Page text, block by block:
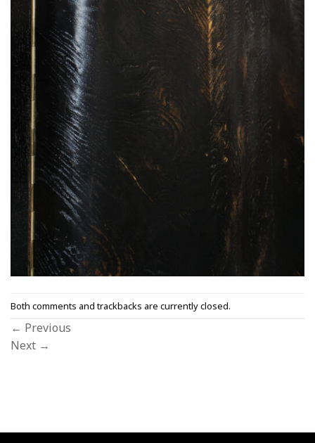
Both comments and trackbacks are currently closed.
← Previous
Next →